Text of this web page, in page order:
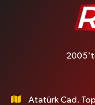
Atatürk Cad.